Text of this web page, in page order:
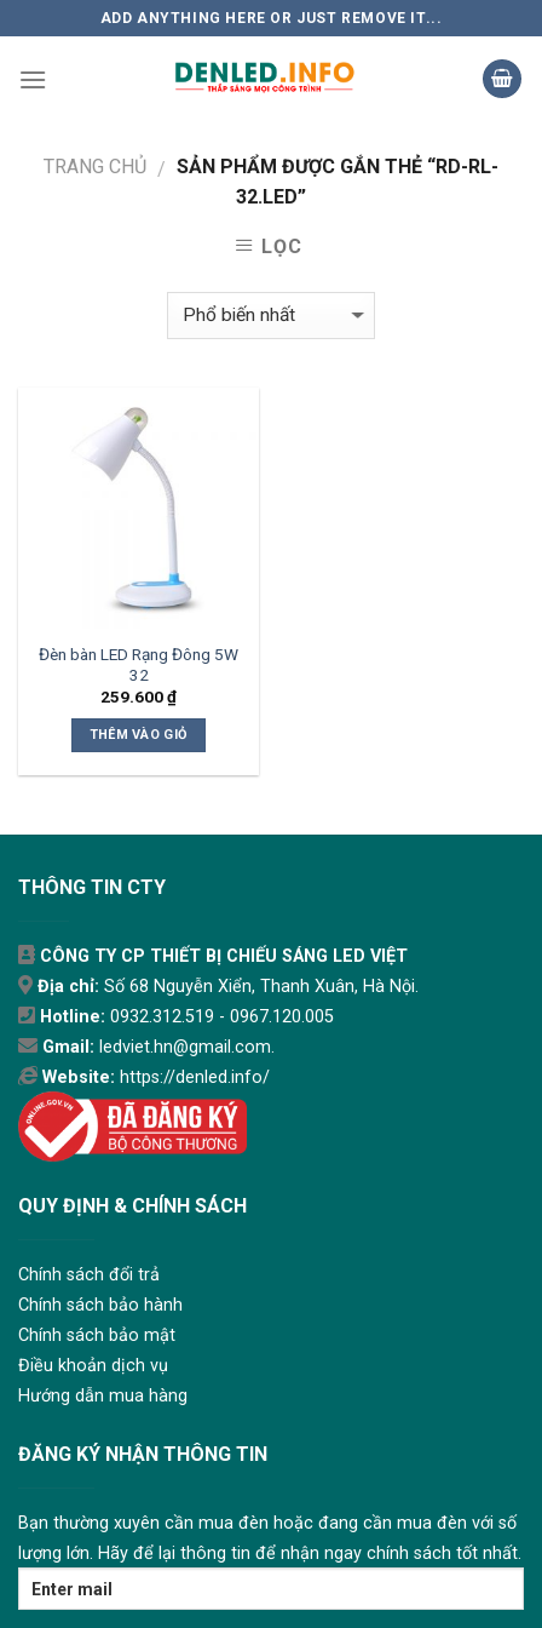
to
content
ADD ANYTHING HERE OR JUST REMOVE IT...
TRANG CHỦ / SẢN PHẨM ĐƯỢC GẮN THẺ “RD-RL-
32.LED”
LỌC
Đèn bàn LED Rạng Đông 5W
32
259.600₫
THÊM VÀO GIỎ
THÔNG TIN CTY
CÔNG TY CP THIẾT BỊ CHIẾU SÁNG LED VIỆT
Địa chỉ: Số 68 Nguyễn Xiển, Thanh Xuân, Hà Nội.
Hotline: 0932.312.519 - 0967.120.005
Gmail: ledviet.hn@gmail.com.
Website: https://denled.info/
QUY ĐỊNH & CHÍNH SÁCH
Chính sách đổi trả
Chính sách bảo hành
Chính sách bảo mật
Điều khoản dịch vụ
Hướng dẫn mua hàng
ĐĂNG KÝ NHẬN THÔNG TIN
Bạn thường xuyên cần mua đèn hoặc đang cần mua đèn với số
lượng lớn. Hãy để lại thông tin để nhận ngay chính sách tốt nhất.